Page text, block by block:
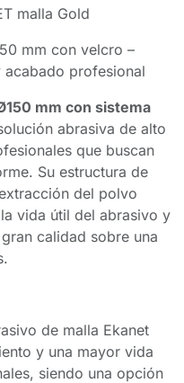
malla Gold
mm con velcro –
profesional
mm con sistema
abrasiva de alto
que buscan
Su estructura de
del polvo
vida útil del abrasivo y
calidad sobre una
de malla Ekanet
y una mayor vida
siendo una opción